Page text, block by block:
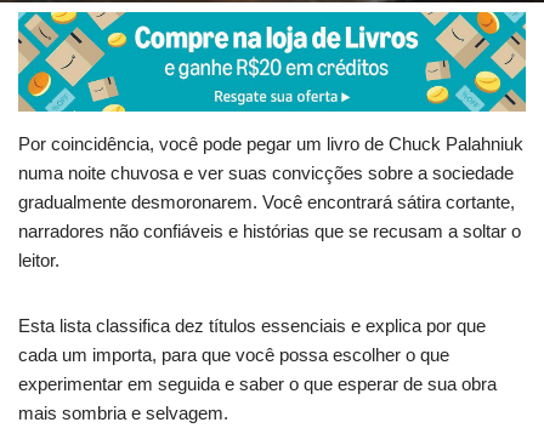
Por coincidência, você pode pegar um livro de Chuck Palahniuk
numa noite chuvosa e ver suas convicções sobre a sociedade
gradualmente desmoronarem. Você encontrará sátira cortante,
narradores não confiáveis e histórias que se recusam a soltar o
leitor.
Esta lista classifica dez títulos essenciais e explica por que
cada um importa, para que você possa escolher o que
experimentar em seguida e saber o que esperar de sua obra
mais sombria e selvagem.